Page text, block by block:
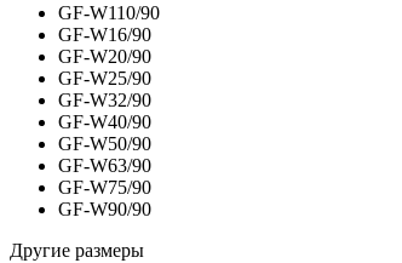
GF-W110/90
GF-W16/90
GF-W20/90
GF-W25/90
GF-W32/90
GF-W40/90
GF-W50/90
GF-W63/90
GF-W75/90
GF-W90/90
Другие размеры